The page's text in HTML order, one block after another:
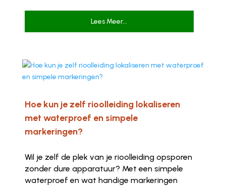
Lees Meer...
Hoe kun je zelf rioolleiding lokaliseren
met waterproef en simpele
markeringen?
Wil je zelf de plek van je rioolleiding opsporen
zonder dure apparatuur? Met een simpele
waterproef en wat handige markeringen